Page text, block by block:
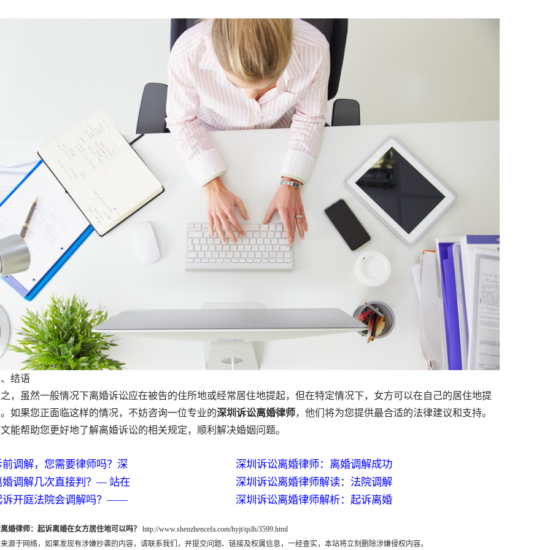
语
然一般情况下离婚诉讼应在被告的住所地或经常居住地提起，但在特定情况下，女方可以在自己的居住地提
如果您正面临这样的情况，不妨咨询一位专业的深圳诉讼离婚律师，他们将为您提供最合适的法律建议和支持。
能帮助您更好地了解离婚诉讼的相关规定，顺利解决婚姻问题。
调解，您需要律师吗？深
深圳诉讼离婚律师：离婚调解成功
婚调解几次直接判？— 站在
深圳诉讼离婚律师解读：法院调解
诉开庭法院会调解吗？——
深圳诉讼离婚律师解析：起诉离婚
婚律师：起诉离婚在女方居住地可以吗？
http://www.shenzhencefa.com/hyjt/qslh/3599.html
源于网络，如果发现有涉嫌抄袭的内容，请联系我们，并提交问题、链接及权属信息，一经查实，本站将立刻删除涉嫌侵权内容。